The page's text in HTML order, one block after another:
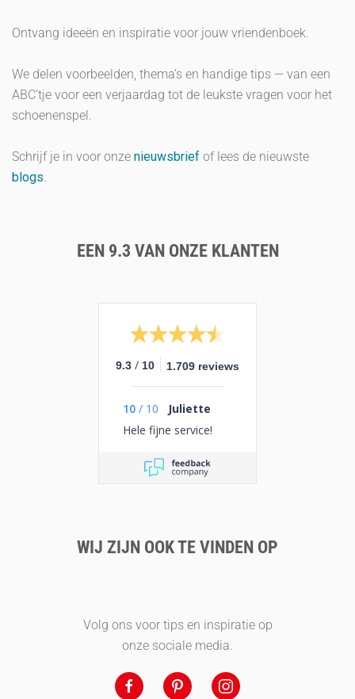
Ontvang ideeën en inspiratie voor jouw vriendenboek.
We delen voorbeelden, thema’s en handige tips — van een
ABC’tje voor een verjaardag tot de leukste vragen voor het
schoenenspel.
Schrijf je in voor onze nieuwsbrief of lees de nieuwste
blogs.
EEN 9.3 VAN ONZE KLANTEN
9.3 / 10 1.709 reviews
10 / 10
Juliette
Hele fijne service!
WIJ ZIJN OOK TE VINDEN OP
Volg ons voor tips en inspiratie op
onze sociale media.